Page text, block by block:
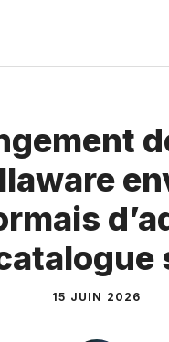
15 JUIN 2026